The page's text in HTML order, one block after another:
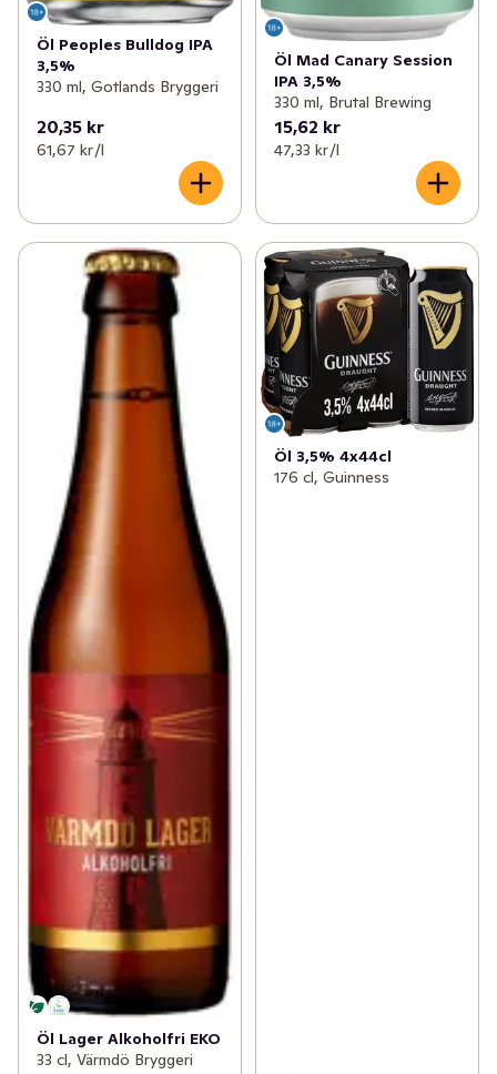
Öl Peoples Bulldog IPA
3,5%
330 ml, Gotlands Bryggeri
20,35 kr
61,67 kr /l
Öl Mad Canary Session
IPA 3,5%
330 ml, Brutal Brewing
15,62 kr
47,33 kr /l
Öl Lager Alkoholfri EKO
33 cl, Värmdö Bryggeri
Öl 3,5% 4x44cl
176 cl, Guinness